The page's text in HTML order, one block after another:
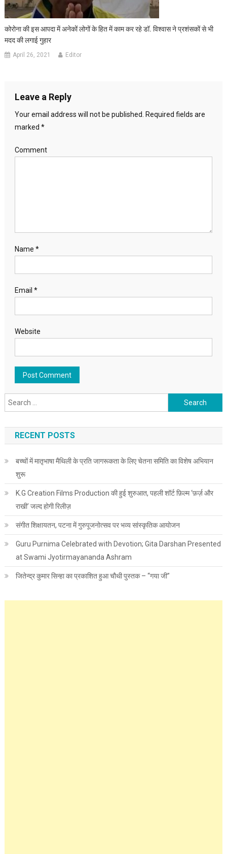
कोरोना की इस आपदा में अनेकों लोगों के हित में काम कर रहे डॉ. विश्वास ने प्रशंसकों से भी
मदद की लगाई गुहार
April 26, 2021 Editor
Leave a Reply
Your email address will not be published. Required fields are
marked *
Comment
Name *
Email *
Website
Search for:
RECENT POSTS
बच्चों में मातृभाषा मैथिली के प्रति जागरूकता के लिए चेतना समिति का विशेष अभियान
शुरू
K.G Creation Films Production की हुई शुरुआत, पहली शॉर्ट फ़िल्म ‘फ़र्ज़ और
राखी’ जल्द होगी रिलीज़
संगीत शिक्षायतन, पटना में गुरुपूजनोत्सव पर भव्य सांस्कृतिक आयोजन
Guru Purnima Celebrated with Devotion; Gita Darshan Presented
at Swami Jyotirmayananda Ashram
जितेन्द्र कुमार सिन्हा का प्रकाशित हुआ चौथी पुस्तक – “गया जी”